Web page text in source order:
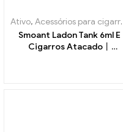
Ativo, Acessórios para cigarros eletrônicos
Smoant Ladon Tank 6ml E
Cigarros Atacado丨